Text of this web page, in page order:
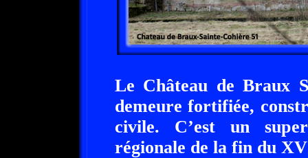
Le Château de Braux
demeure fortifiée,
civile. C’est un
régionale de la fin du